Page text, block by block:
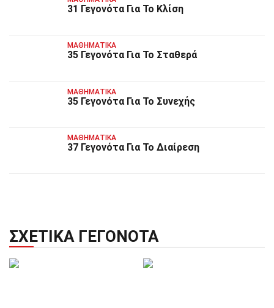
31 Γεγονότα Για Το Κλίση
ΜΑΘΗΜΑΤΙΚΆ
35 Γεγονότα Για Το Σταθερά
ΜΑΘΗΜΑΤΙΚΆ
35 Γεγονότα Για Το Συνεχής
ΜΑΘΗΜΑΤΙΚΆ
37 Γεγονότα Για Το Διαίρεση
ΣΧΕΤΙΚΆ ΓΕΓΟΝΌΤΑ